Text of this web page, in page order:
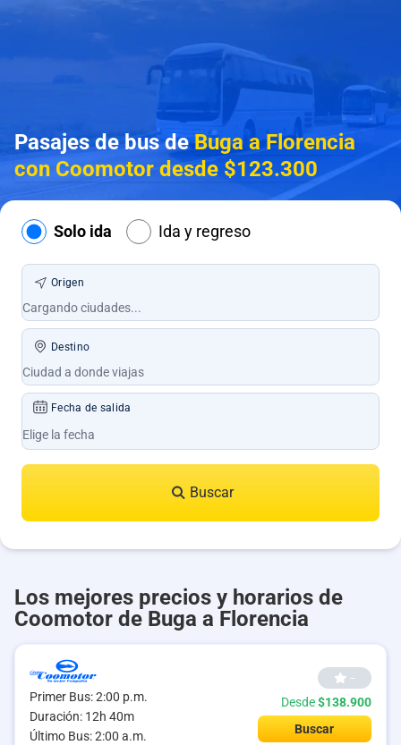
Pasajes de bus deBuga a Florencia
con Coomotor desde $123.300
Solo ida Ida y regreso
Origen
Destino
Fecha de salida
Buscar
Los mejores precios y horarios de
Coomotor de Buga a Florencia
Primer Bus: 2:00 p.m.
Duración: 12h 40m
Último Bus: 2:00 a.m.
--
Desde$138.900
Buscar